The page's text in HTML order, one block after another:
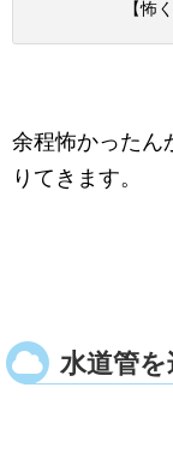
【怖
余程怖かったん
りてきます。
水道管を